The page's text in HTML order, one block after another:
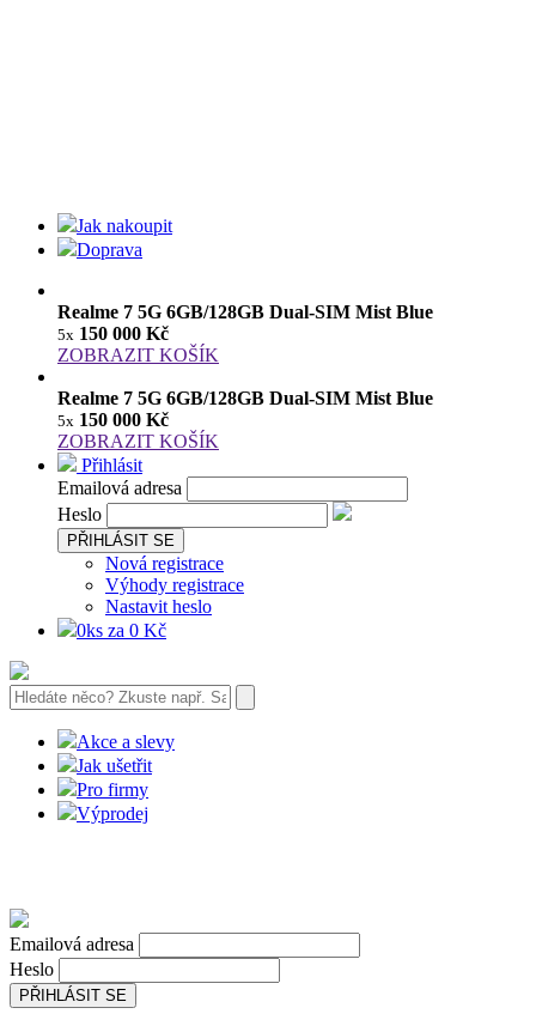
Jak nakoupit
Doprava
Realme 7 5G 6GB/128GB Dual-SIM Mist Blue
5x 150 000 Kč
ZOBRAZIT KOŠÍK
Realme 7 5G 6GB/128GB Dual-SIM Mist Blue
5x 150 000 Kč
ZOBRAZIT KOŠÍK
Přihlásit
Emailová adresa
Heslo
PŘIHLÁSIT SE
Nová registrace
Výhody registrace
Nastavit heslo
0ks za 0 Kč
Akce a slevy
Jak ušetřit
Pro firmy
Výprodej
Emailová adresa
Heslo
PŘIHLÁSIT SE